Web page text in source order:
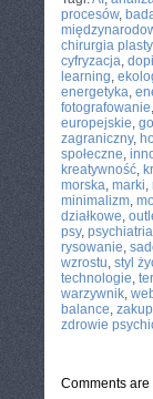
procesów,
chirurgia
cyfryzacja,
learning,
energetyka,
fotografowanie,
europejskie,
zagraniczny,
społeczne,
kreatywność,
morska, marki,
minimalizm,
działkowe,
psy, psychiatria
rysowanie,
wzrostu, styl
technologie,
warzywnik,
balance,
zdrowie
Comments are